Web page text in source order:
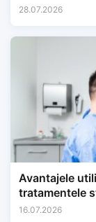
28.07.2026
Avantajele
tratamentele
16.07.2026